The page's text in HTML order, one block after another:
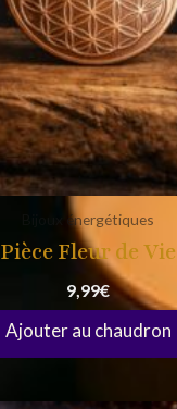
Bijoux énergétiques
Pièce Fleur de Vie
9,99€